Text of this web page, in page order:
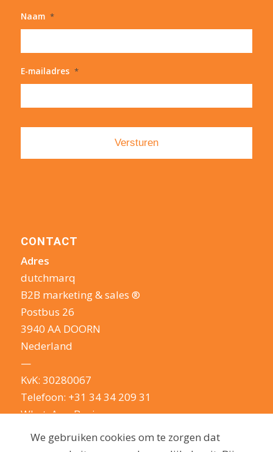
Naam *
E-mailadres *
CONTACT
Adres
dutchmarq
B2B marketing & sales ®
Postbus 26
3940 AA DOORN
Nederland
—
KvK: 30280067
Telefoon: +31 34 34 209 31
WhatsApp Business
E-mail:
info@dutchmarq.nl
We gebruiken cookies om te zorgen dat